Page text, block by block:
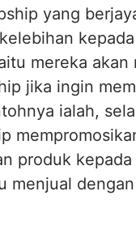
yang
mereka akan
jika ingin
ialah,
produk
menjual